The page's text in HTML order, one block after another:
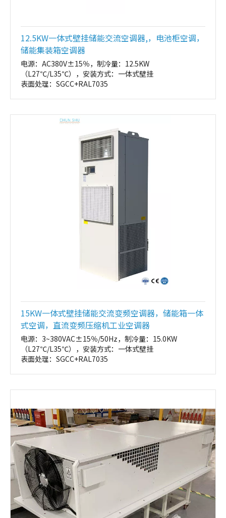
12.5KW一体式壁挂储能交流空调器,，电池柜空调，
储能集装箱空调器
电源：AC380V±15％，制冷量：12.5KW
（L27℃/L35℃），安装方式：一体式壁挂
表面处理：SGCC+RAL7035
15KW一体式壁挂储能交流变频空调器，储能箱一体
式空调，直流变频压缩机工业空调器
电源：3~380VAC±15％/50Hz，制冷量：15.0KW
（L27℃/L35℃），安装方式：一体式壁挂
表面处理：SGCC+RAL7035